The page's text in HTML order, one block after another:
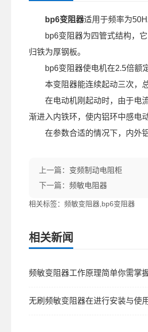
bp6变阻器适用于频率为
bp6变阻器为四管式结构，它
归铁为厚钢板。
bp6变阻器使电机在2.5倍额定
本变阻器能连续起动三次，
在电动机刚起动时，由于电流
渐进入内铁环，使内铝环中感电
在参数合适的情况下，内外铝
上一篇： 变频制动电阻柜
下一篇： 频敏电阻器
相关标签：频敏变阻器,bp6变阻器
相关新闻
频敏变阻器工作原理简单你需掌
无刷频敏变阻器在进行安装与使用时应